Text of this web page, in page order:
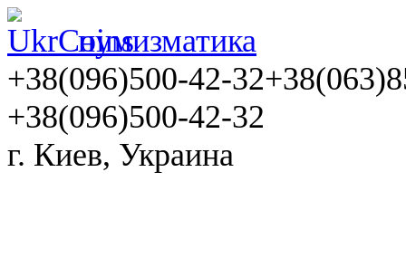
нумизматика
+38(096)500-42-32
+38(096)500-42-32
г. Киев, Украина